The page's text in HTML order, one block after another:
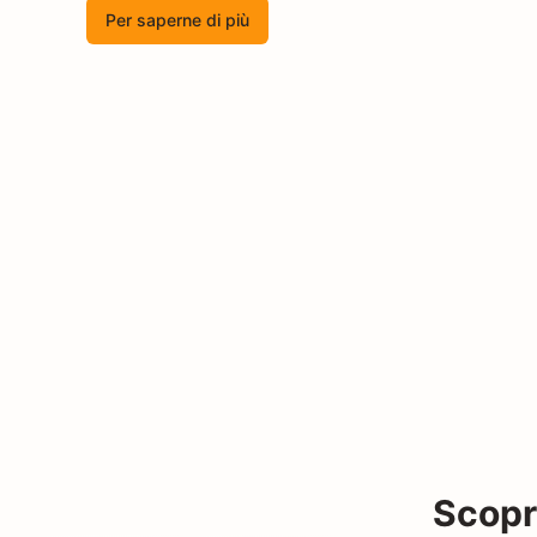
Per saperne di più